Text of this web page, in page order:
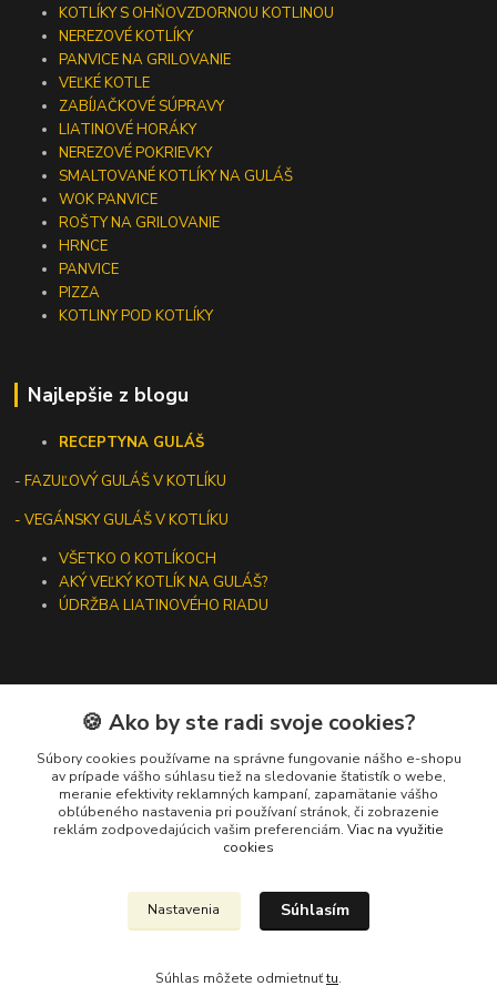
KOTLÍKY S OHŇOVZDORNOU KOTLINOU
NEREZOVÉ KOTLÍKY
PANVICE NA GRILOVANIE
VEĽKÉ KOTLE
ZABÍJAČKOVÉ SÚPRAVY
LIATINOVÉ HORÁKY
NEREZOVÉ POKRIEVKY
SMALTOVANÉ KOTLÍKY NA GULÁŠ
WOK PANVICE
ROŠTY NA GRILOVANIE
HRNCE
PANVICE
PIZZA
KOTLINY POD KOTLÍKY
Najlepšie z blogu
RECEPTYNA GULÁŠ
-FAZUĽOVÝ GULÁŠ V KOTLÍKU
- VEGÁNSKY GULÁŠ V KOTLÍKU
VŠETKO O KOTLÍKOCH
AKÝ VEĽKÝ KOTLÍK NA GULÁŠ?
ÚDRŽBA LIATINOVÉHO RIADU
Kontakty
+421 919 275 553
(Po-Pia, 10-13 hod.)
ikotliky@ikotliky.sk
🍪 Ako by ste radi svoje cookies?
Súbory cookies používame na správne fungovanie nášho e-shopu
av prípade vášho súhlasu tiež na sledovanie štatistík o webe,
meranie efektivity reklamných kampaní, zapamätanie vášho
obľúbeného nastavenia pri používaní stránok, či zobrazenie
reklám zodpovedajúcich vašim preferenciám. Viac na využitie
cookies
Nastavenia Súhlasím
Súhlas môžete odmietnuťtu.